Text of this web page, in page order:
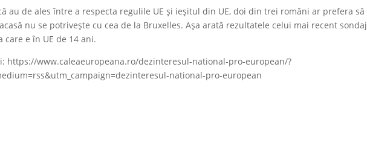
au de ales între a respecta regulile UE și ieșitul din UE, doi din trei români ar prefera să
nu se potrivește cu cea de la Bruxelles. Așa arată rezultatele celui mai recent sondaj
care e în UE de 14 ani.
https://www.caleaeuropeana.ro/dezinteresul-national-pro-european/?
national-pro-european